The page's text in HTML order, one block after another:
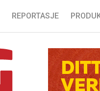
REPORTASJE